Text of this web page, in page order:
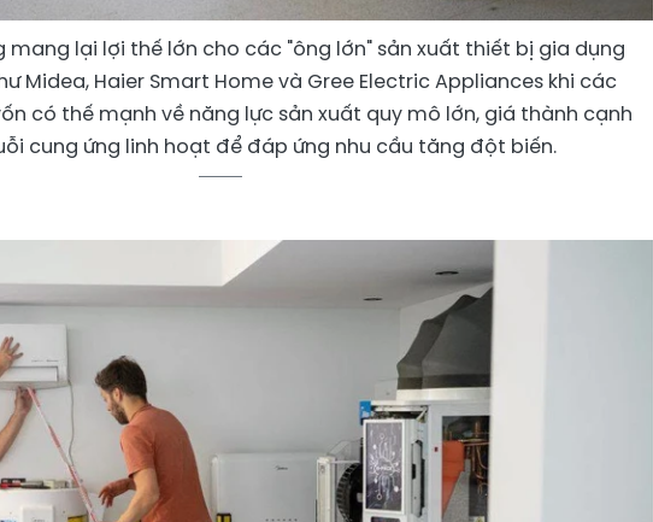
mang lại lợi thế lớn cho các "ông lớn" sản xuất thiết bị gia dụng
Midea, Haier Smart Home và Gree Electric Appliances khi các
có thế mạnh về năng lực sản xuất quy mô lớn, giá thành cạnh
cung ứng linh hoạt để đáp ứng nhu cầu tăng đột biến.